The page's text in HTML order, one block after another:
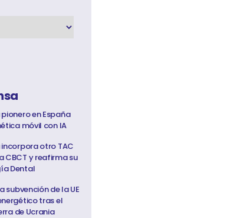
en España
móvil con IA
otro TAC
y reafirma su
Dental
subvención de la UE
tras el
de Ucrania